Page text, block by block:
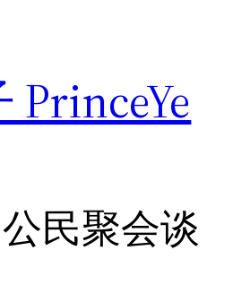
PrinceYe
公民聚会谈